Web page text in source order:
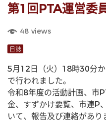
第1回PTA運営委
48 views
日誌
5月12日（火）18時30分
で行われました。
令和8年度の活動計画、市
金、すずかけ要覧、市連P
いて、報告及び連絡があり